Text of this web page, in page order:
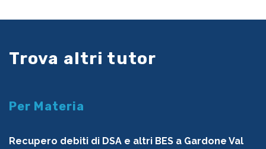
Trova altri tutor
Per Materia
Recupero debiti di DSA e altri BES a Gardone Val